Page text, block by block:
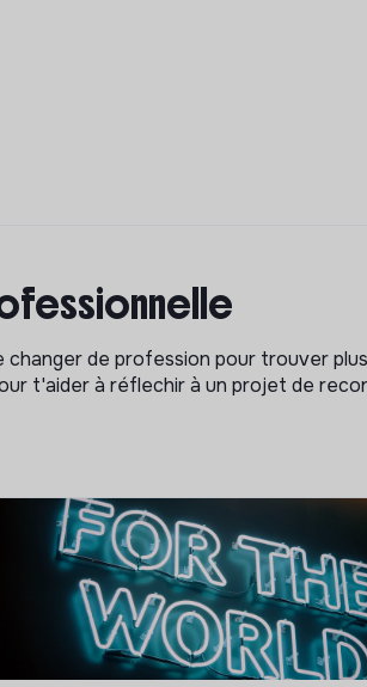
de profession pour trouver
t'aider à réflechir à un projet de